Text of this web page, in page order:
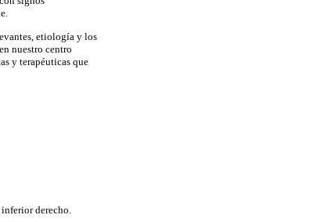
etiología y los
nuestro centro
y terapéuticas que
derecho.